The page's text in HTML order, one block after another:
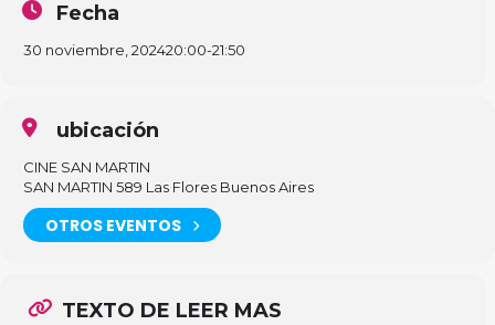
Fecha
30 noviembre, 202420:00-21:50
ubicación
CINE SAN MARTIN
SAN MARTIN 589 Las Flores Buenos Aires
OTROS EVENTOS
TEXTO DE LEER MAS